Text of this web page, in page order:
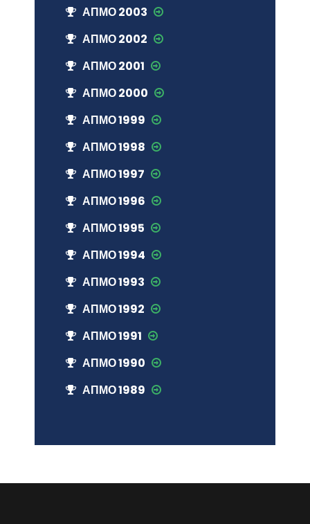
АПМО 2003
АПМО 2002
АПМО 2001
АПМО 2000
АПМО 1999
АПМО 1998
АПМО 1997
АПМО 1996
АПМО 1995
АПМО 1994
АПМО 1993
АПМО 1992
АПМО 1991
АПМО 1990
АПМО 1989